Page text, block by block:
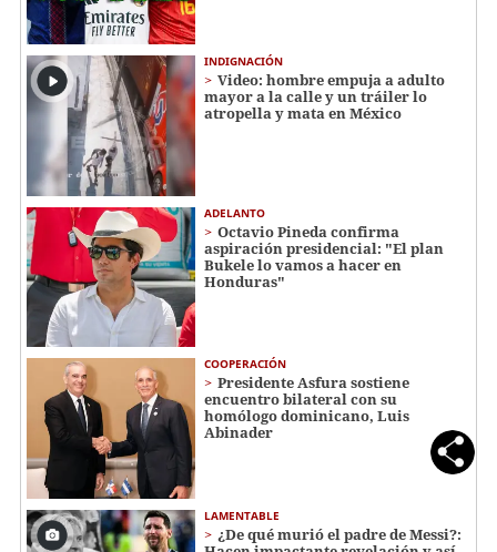
INDIGNACIÓN
Video: hombre empuja a adulto
mayor a la calle y un tráiler lo
atropella y mata en México
ADELANTO
Octavio Pineda confirma
aspiración presidencial: "El plan
Bukele lo vamos a hacer en
Honduras"
COOPERACIÓN
Presidente Asfura sostiene
encuentro bilateral con su
homólogo dominicano, Luis
Abinader
LAMENTABLE
¿De qué murió el padre de Messi?: